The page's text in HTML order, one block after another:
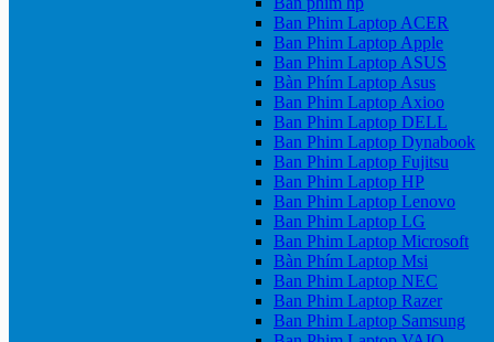
Ban Phim Laptop ACER
Ban Phim Laptop Apple
Ban Phim Laptop ASUS
Bàn Phím Laptop Asus
Ban Phim Laptop Axioo
Ban Phim Laptop DELL
Ban Phim Laptop Dynabook
Ban Phim Laptop Fujitsu
Ban Phim Laptop HP
Ban Phim Laptop Lenovo
Ban Phim Laptop LG
Ban Phim Laptop Microsoft
Bàn Phím Laptop Msi
Ban Phim Laptop NEC
Ban Phim Laptop Razer
Ban Phim Laptop Samsung